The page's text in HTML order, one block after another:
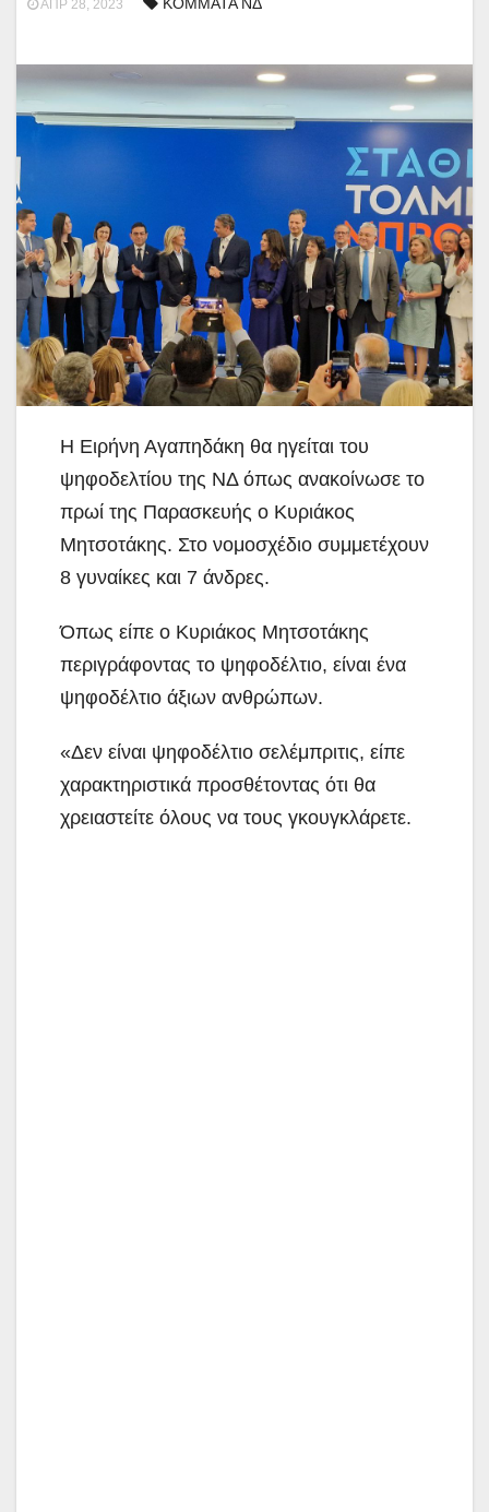
ΑΠΡ 28, 2023
Η Ειρήνη Αγαπηδάκη θα ηγείται του
ψηφοδελτίου της ΝΔ όπως ανακοίνωσε το
πρωί της Παρασκευής ο Κυριάκος
Μητσοτάκης. Στο νομοσχέδιο συμμετέχουν
8 γυναίκες και 7 άνδρες.
Όπως είπε ο Κυριάκος Μητσοτάκης
περιγράφοντας το ψηφοδέλτιο, είναι ένα
ψηφοδέλτιο άξιων ανθρώπων.
«Δεν είναι ψηφοδέλτιο σελέμπριτις, είπε
χαρακτηριστικά προσθέτοντας ότι θα
χρειαστείτε όλους να τους γκουγκλάρετε.